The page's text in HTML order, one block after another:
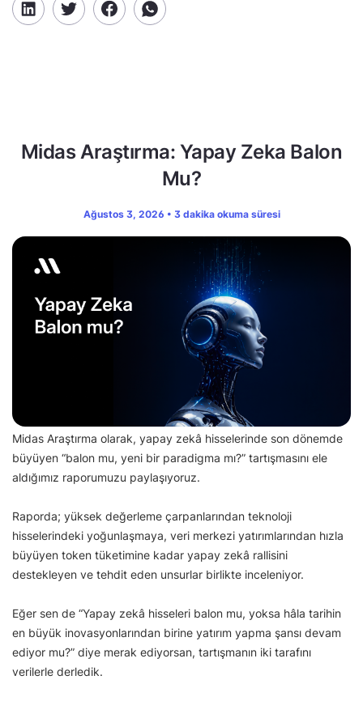
Midas Araştırma: Yapay Zeka Balon
Mu?
Ağustos 3, 2026 • 3 dakika okuma süresi
Midas Araştırma olarak, yapay zekâ hisselerinde son dönemde
büyüyen “balon mu, yeni bir paradigma mı?” tartışmasını ele
aldığımız raporumuzu paylaşıyoruz.
Raporda; yüksek değerleme çarpanlarından teknoloji
hisselerindeki yoğunlaşmaya, veri merkezi yatırımlarından hızla
büyüyen token tüketimine kadar yapay zekâ rallisini
destekleyen ve tehdit eden unsurlar birlikte inceleniyor.
Eğer sen de “Yapay zekâ hisseleri balon mu, yoksa hâla tarihin
en büyük inovasyonlarından birine yatırım yapma şansı devam
ediyor mu?” diye merak ediyorsan, tartışmanın iki tarafını
verilerle derledik.